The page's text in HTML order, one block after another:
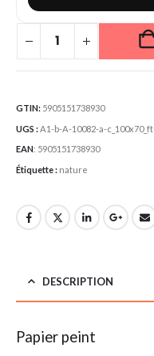
GTIN: 5905151738930
UGS :A1-b-A-10082-a-
EAN: 5905151738930
Étiquette : nature
DESCRIPTION
Papier peint